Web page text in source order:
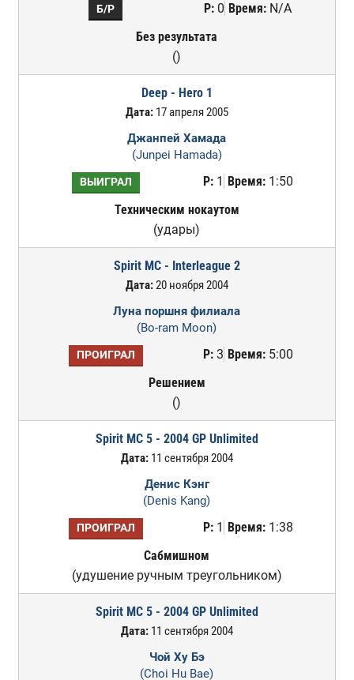
Б/Р Р: 0 Время: N/A
Без результата
()
Deep - Hero 1
Дата:17 апреля 2005
Джанпей Хамада
(Junpei Hamada)
ВЫИГРАЛ Р:1 Время:1:50
Техническим нокаутом
(удары)
Spirit MC - Interleague 2
Дата:20 ноября 2004
Луна поршня филиала
(Bo-ram Moon)
ПРОИГРАЛ Р:3 Время:5:00
Решением
()
Spirit MC 5 - 2004 GP Unlimited
Дата:11 сентября 2004
Денис Кэнг
(Denis Kang)
ПРОИГРАЛ Р:1 Время:1:38
Сабмишном
(удушение ручным треугольником)
Spirit MC 5 - 2004 GP Unlimited
Дата:11 сентября 2004
Чой Ху Бэ
(Choi Hu Bae)